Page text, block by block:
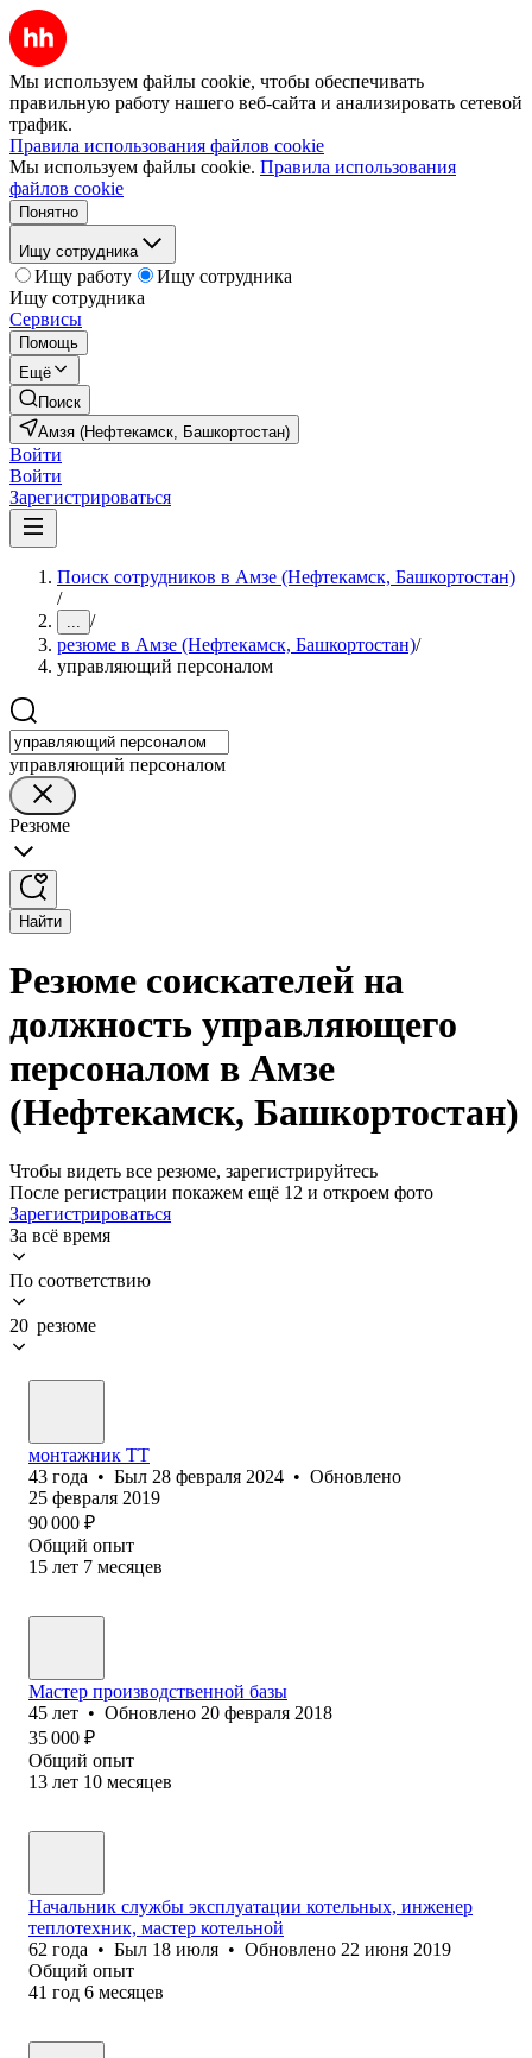
Мы используем файлы cookie, чтобы обеспечивать
правильную работу нашего веб-сайта и анализировать сетевой
трафик.
Правила использования файлов cookie
Мы используем файлы cookie. Правила использования
файлов cookie
Понятно
Ищу сотрудника
Ищу работу
Ищу сотрудника
Ищу сотрудника
Сервисы
Помощь
Ещё
Поиск
Амзя (Нефтекамск, Башкортостан)
Войти
Войти
Зарегистрироваться
Поиск сотрудников в Амзе (Нефтекамск, Башкортостан)
/
... /
резюме в Амзе (Нефтекамск, Башкортостан)/
управляющий персоналом
управляющий персоналом
Резюме
Найти
Резюме соискателей на
должность управляющего
персоналом в Амзе
(Нефтекамск, Башкортостан)
Чтобы видеть все резюме, зарегистрируйтесь
После регистрации покажем ещё 12 и откроем фото
Зарегистрироваться
За всё время
По соответствию
20 резюме
монтажник ТТ
43 года • Был 28 февраля 2024 • Обновлено
25 февраля 2019
90 000 ₽
Общий опыт
15 лет 7 месяцев
Мастер производственной базы
45 лет • Обновлено 20 февраля 2018
35 000 ₽
Общий опыт
13 лет 10 месяцев
Начальник службы эксплуатации котельных, инженер
теплотехник, мастер котельной
62 года • Был 18 июля • Обновлено 22 июня 2019
Общий опыт
41 год 6 месяцев